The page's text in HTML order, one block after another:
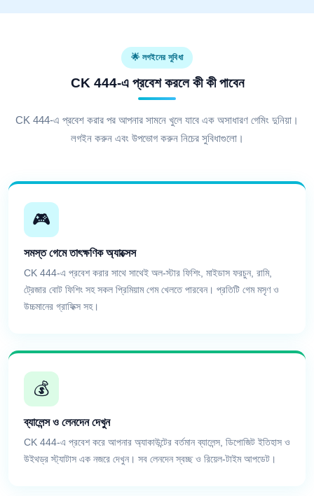
🌟 লগইনের সুবিধা
CK 444-এ প্রবেশ করলে কী কী পাবেন
CK 444-এ প্রবেশ করার পর আপনার সামনে খুলে যাবে এক অসাধারণ গেমিং দুনিয়া।
লগইন করুন এবং উপভোগ করুন নিচের সুবিধাগুলো।
🎮
সমস্ত গেমে তাৎক্ষণিক অ্যাক্সেস
CK 444-এ প্রবেশ করার সাথে সাথেই অল-স্টার ফিশিং, মাইডাস ফরচুন, রামি,
ট্রেজার বোট ফিশিং সহ সকল প্রিমিয়াম গেম খেলতে পারবেন। প্রতিটি গেম মসৃণ ও
উচ্চমানের গ্রাফিক্স সহ।
💰
ব্যালেন্স ও লেনদেন দেখুন
CK 444-এ প্রবেশ করে আপনার অ্যাকাউন্টের বর্তমান ব্যালেন্স, ডিপোজিট ইতিহাস ও
উইথড্র স্ট্যাটাস এক নজরে দেখুন। সব লেনদেন স্বচ্ছ ও রিয়েল-টাইম আপডেট।